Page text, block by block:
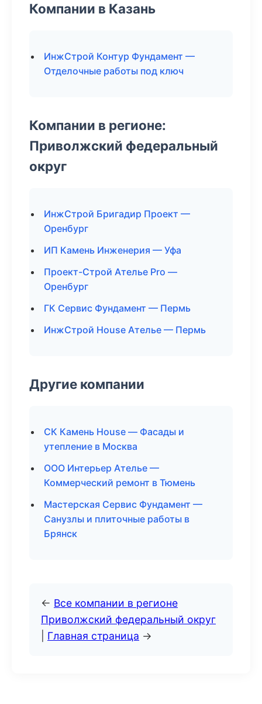
Компании в Казань
ИнжСтрой Контур Фундамент —
Отделочные работы под ключ
Компании в регионе:
Приволжский федеральный
округ
ИнжСтрой Бригадир Проект —
Оренбург
ИП Камень Инженерия — Уфа
Проект-Строй Ателье Pro —
Оренбург
ГК Сервис Фундамент — Пермь
ИнжСтрой House Ателье — Пермь
Другие компании
СК Камень House — Фасады и
утепление в Москва
ООО Интерьер Ателье —
Коммерческий ремонт в Тюмень
Мастерская Сервис Фундамент —
Санузлы и плиточные работы в
Брянск
← Все компании в регионе
Приволжский федеральный округ
Главная страница →